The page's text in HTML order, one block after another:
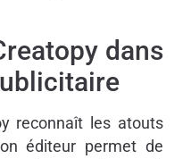
dans
reconnaît les atouts
éditeur permet de